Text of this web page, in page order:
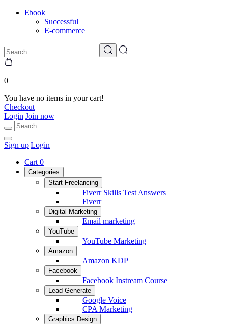
Ebook
Successful
E-commerce
0
You have no items in your cart!
Checkout
Login Join now
Sign up Login
Cart 0
Categories
Start Freelancing
Fiverr Skills Test Answers
Fiverr
Digital Marketing
Email marketing
YouTube
YouTube Marketing
Amazon
Amazon KDP
Facebook
Facebook Instream Course
Lead Generate
Google Voice
CPA Marketing
Graphics Design